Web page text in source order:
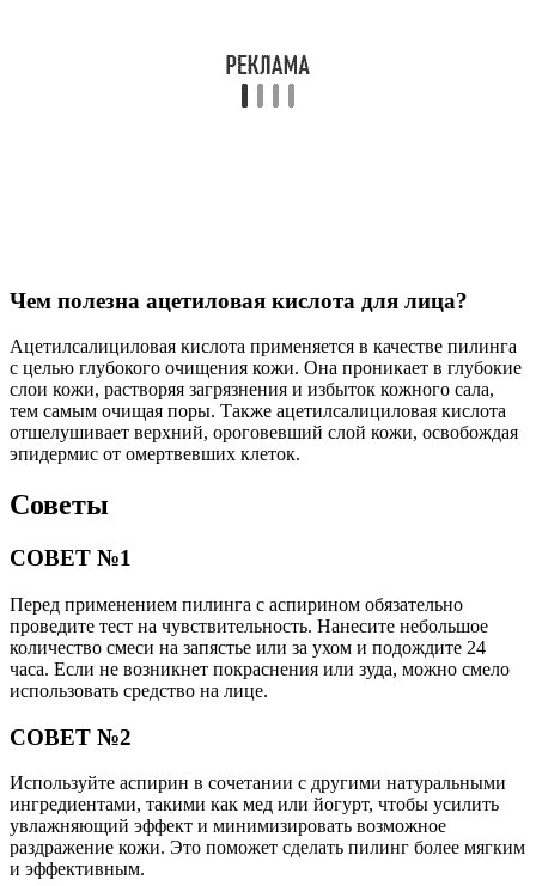
Чем полезна ацетиловая кислота для лица?
Ацетилсалициловая кислота применяется в качестве пилинга
с целью глубокого очищения кожи. Она проникает в глубокие
слои кожи, растворяя загрязнения и избыток кожного сала,
тем самым очищая поры. Также ацетилсалициловая кислота
отшелушивает верхний, ороговевший слой кожи, освобождая
эпидермис от омертвевших клеток.
Советы
СОВЕТ №1
Перед применением пилинга с аспирином обязательно
проведите тест на чувствительность. Нанесите небольшое
количество смеси на запястье или за ухом и подождите 24
часа. Если не возникнет покраснения или зуда, можно смело
использовать средство на лице.
СОВЕТ №2
Используйте аспирин в сочетании с другими натуральными
ингредиентами, такими как мед или йогурт, чтобы усилить
увлажняющий эффект и минимизировать возможное
раздражение кожи. Это поможет сделать пилинг более мягким
и эффективным.